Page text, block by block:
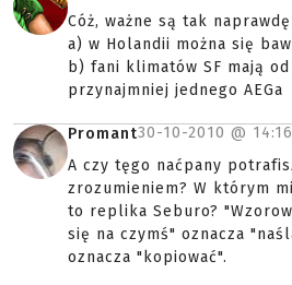
Cóż, ważne są tak
a) w Holandii można się
b) fani klimatów SF mają
przynajmniej jednego AEGa
Promant30-10-2010 @ 14:16
A czy tęgo naćpany
zrozumieniem? W którym
to replika Seburo?
się na czymś" oznacza
oznacza "kopiować".